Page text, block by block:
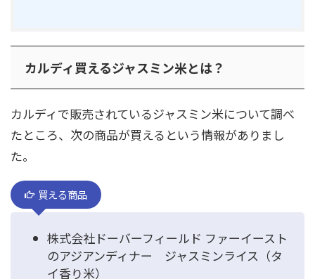
カルディ買えるジャスミン米とは？
カルディで販売されているジャスミン米について調べ
たところ、次の商品が買えるという情報がありまし
た。
買える商品
株式会社ドーバーフィールド ファーイースト
のアジアンディナー ジャスミンライス（タ
イ香り米）